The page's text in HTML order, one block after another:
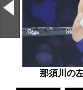
那須川の